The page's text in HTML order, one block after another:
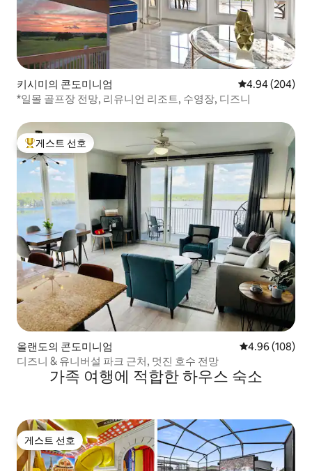
키시미의 콘도미니엄 평점 4.94점(5
4.94 (204)
*일몰 골프장 전망, 리유니언 리조트, 수영장, 디즈니
상위 게스트 선호
게스트 선호
올랜도의 콘도미니엄 평점 4.96점(5
4.96 (108)
디즈니 & 유니버설 파크 근처, 멋진 호수 전망
가족 여행에 적합한 하우스 숙소
게스트 선호
게스트 선호